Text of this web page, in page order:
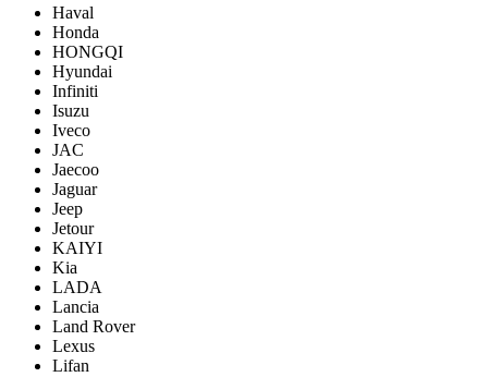
Haval
Honda
HONGQI
Hyundai
Infiniti
Isuzu
Iveco
JAC
Jaecoo
Jaguar
Jeep
Jetour
KAIYI
Kia
LADA
Lancia
Land Rover
Lexus
Lifan